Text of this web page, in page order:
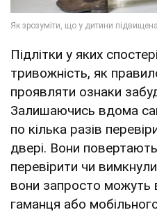
Підлітки у яких
тривожність, як
проявляти ознаки
Залишаючись вдома
по кілька разів
двері. Вони
перевірити чи
вони запросто можуть
гаманця або